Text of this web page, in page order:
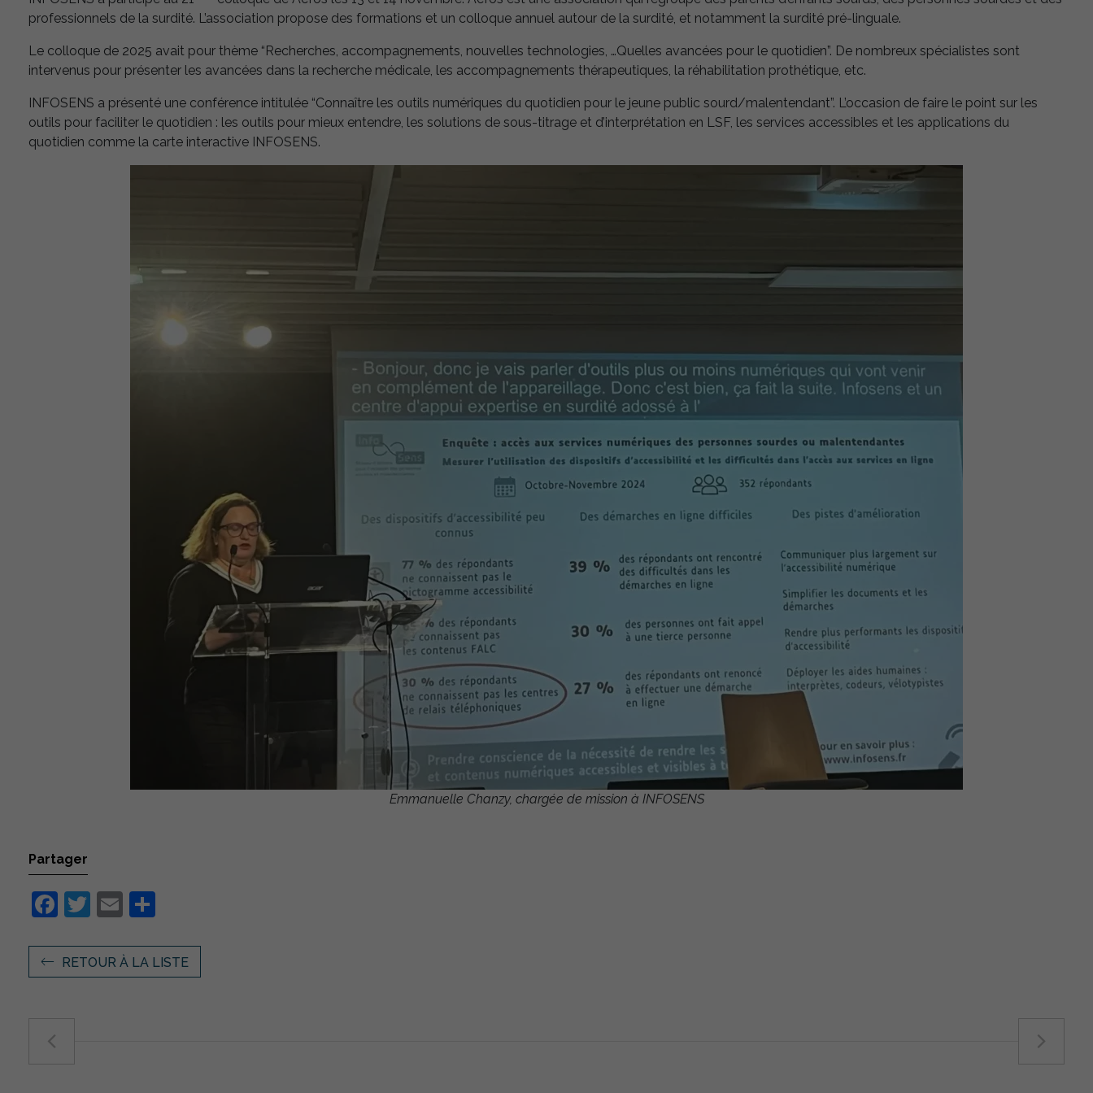
professionnels de la surdité. L’association propose des formations et un colloque annuel autour de la surdité, et notamment la surdité pré-linguale.
Le colloque de 2025 avait pour thème “Recherches, accompagnements, nouvelles technologies, …Quelles avancées pour le quotidien”. De nombreux spécialistes sont
intervenus pour présenter les avancées dans la recherche médicale, les accompagnements thérapeutiques, la réhabilitation prothétique, etc.
INFOSENS a présenté une conférence intitulée “Connaître les outils numériques du quotidien pour le jeune public sourd/malentendant”. L’occasion de faire le point sur les
outils pour faciliter le quotidien : les outils pour mieux entendre, les solutions de sous-titrage et d’interprétation en LSF, les services accessibles et les applications du
quotidien comme la carte interactive INFOSENS.
Emmanuelle Chanzy, chargée de mission à INFOSENS
Partager
Facebook
Twitter
Email
RETOUR À LA LISTE